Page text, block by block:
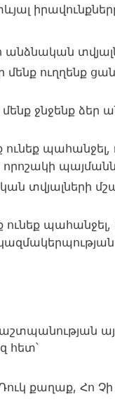
անձնական
մենք ուղղենք
ջնջենք ձեր
պահանջել,
տվյալների
ունեք պահանջել,
հետ՝
քաղաք, Հո